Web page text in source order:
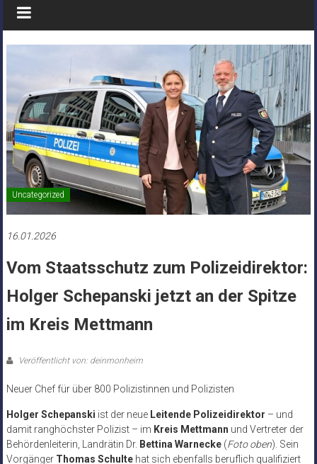
Uncategorized
16.01.2026
Vom Staatsschutz zum Polizeidirektor:
Holger Schepanski jetzt an der Spitze
im Kreis Mettmann
Veröffentlicht von: deinmonheim
Neuer Chef für über 800 Polizistinnen und Polizisten
Holger Schepanski ist der neue Leitende Polizeidirektor – und
damit ranghöchster Polizist – im Kreis Mettmann und Vertreter der
Behördenleiterin, Landrätin Dr. Bettina Warnecke(Foto oben). Sein
Vorgänger Thomas Schultehat sich ebenfalls beruflich qualifiziert